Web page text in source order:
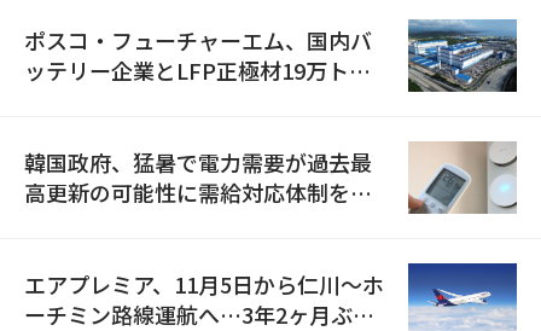
ポスコ・フューチャーエム、国内バ
ッテリー企業とLFP正極材19万トン
韓国政府、猛暑で電力需要が過去最
高更新の可能性に需給対応体制を点
エアプレミア、11月5日から仁川〜ホ
ーチミン路線運航へ…3年2ヶ月ぶり